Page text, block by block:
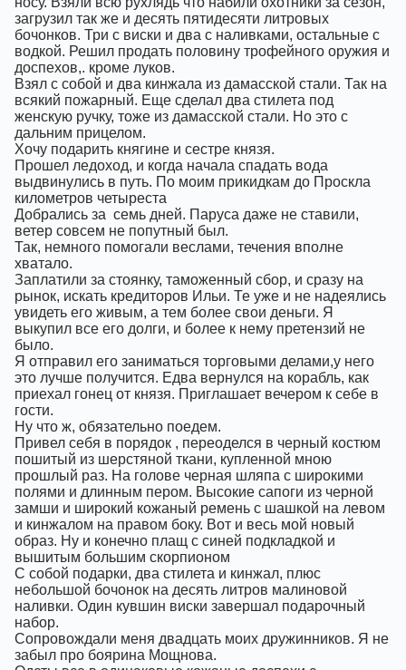
загрузил так же и десять пятидесяти литровых
бочонков. Три с виски и два с наливками, остальные с
водкой. Решил продать половину трофейного оружия и
доспехов,. кроме луков.
Взял с собой и два кинжала из дамасской стали. Так на
всякий пожарный. Еще сделал два стилета под
женскую ручку, тоже из дамасской стали. Но это с
дальним прицелом.
Хочу подарить княгине и сестре князя.
Прошел ледоход, и когда начала спадать вода
выдвинулись в путь. По моим прикидкам до Проскла
километров четыреста
Добрались за семь дней. Паруса даже не ставили,
ветер совсем не попутный был.
Так, немного помогали веслами, течения вполне
хватало.
Заплатили за стоянку, таможенный сбор, и сразу на
рынок, искать кредиторов Ильи. Те уже и не надеялись
увидеть его живым, а тем более свои деньги. Я
выкупил все его долги, и более к нему претензий не
было.
Я отправил его заниматься торговыми делами,у него
это лучше получится. Едва вернулся на корабль, как
приехал гонец от князя. Приглашает вечером к себе в
гости.
Ну что ж, обязательно поедем.
Привел себя в порядок , переоделся в черный костюм
пошитый из шерстяной ткани, купленной мною
прошлый раз. На голове черная шляпа с широкими
полями и длинным пером. Высокие сапоги из черной
замши и широкий кожаный ремень с шашкой на левом
и кинжалом на правом боку. Вот и весь мой новый
образ. Ну и конечно плащ с синей подкладкой и
вышитым большим скорпионом
С собой подарки, два стилета и кинжал, плюс
небольшой бочонок на десять литров малиновой
наливки. Один кувшин виски завершал подарочный
набор.
Сопровождали меня двадцать моих дружинников. Я не
забыл про боярина Мощнова.